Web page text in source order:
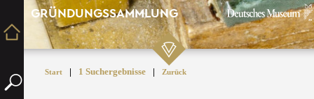
GRÜNDUNGSSAMMLUNG
Start | 1 Suchergebnisse | Zurück